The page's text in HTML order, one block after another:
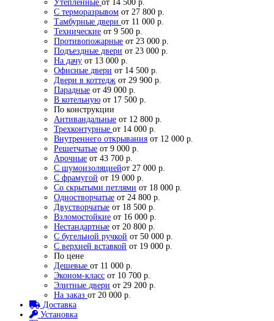
Утепленные от 14 500 р.
С терморазрывом от 27 800 р.
Тамбурные двери от 11 000 р.
Технические от 9 500 р.
Противопожарные от 23 000 р.
Подъездные двери от 23 000 р.
На дачу от 13 000 р.
Офисные двери от 14 500 р.
Двери в коттедж от 29 900 р.
Парадные от 49 000 р.
В котельную от 17 500 р.
По конструкции
Антивандальные от 12 800 р.
Трехконтурные от 14 000 р.
Внутреннего открывания от 12 000 р.
Решетчатые от 9 000 р.
Арочные от 43 700 р.
С шумоизоляциейот 27 000 р.
С фрамугой от 19 000 р.
Со скрытыми петлями от 18 000 р.
Одностворчатые от 24 800 р.
Двустворчатые от 18 500 р.
Взломостойкие от 16 000 р.
Нестандартные от 20 800 р.
С бугельной ручкой от 50 000 р.
С верхней вставкой от 19 000 р.
По цене
Дешевые от 11 000 р.
Эконом-класс от 10 700 р.
Элитные двери от 29 200 р.
На заказ от 20 000 р.
Доставка
Установка